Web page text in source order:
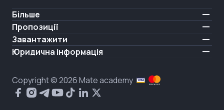
Більше
Ціни
Відгуки
Про нас
Стан ринку IT
Питання і відповіді про IT
Пропозиції
IT для ветеранів
Найняти випускника
Навчання повного дня
Завантажити
iOS
Юридична інформація
Політика конфіденційності
Політика cookies
Публічний договір
Copyright © 2026 Mate academy